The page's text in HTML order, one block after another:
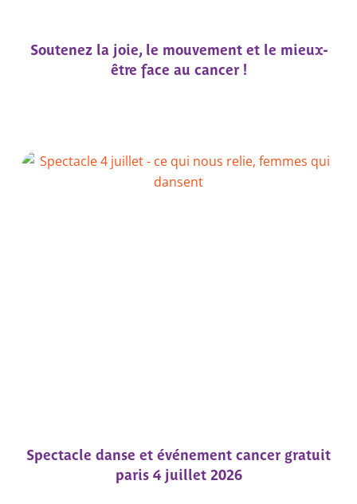
Soutenez la joie, le mouvement et le mieux-
être face au cancer !
Spectacle danse et événement cancer gratuit
paris 4 juillet 2026